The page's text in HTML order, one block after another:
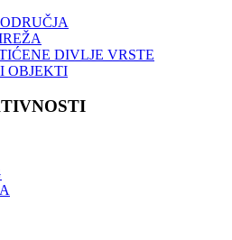
DIVLJE VRSTE
OBJEKTI